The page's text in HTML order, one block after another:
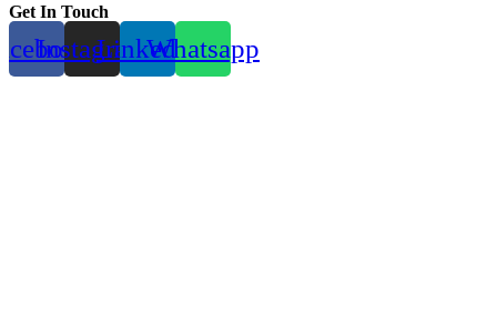
Get In Touch
InstagramLinkedinWhatsapp